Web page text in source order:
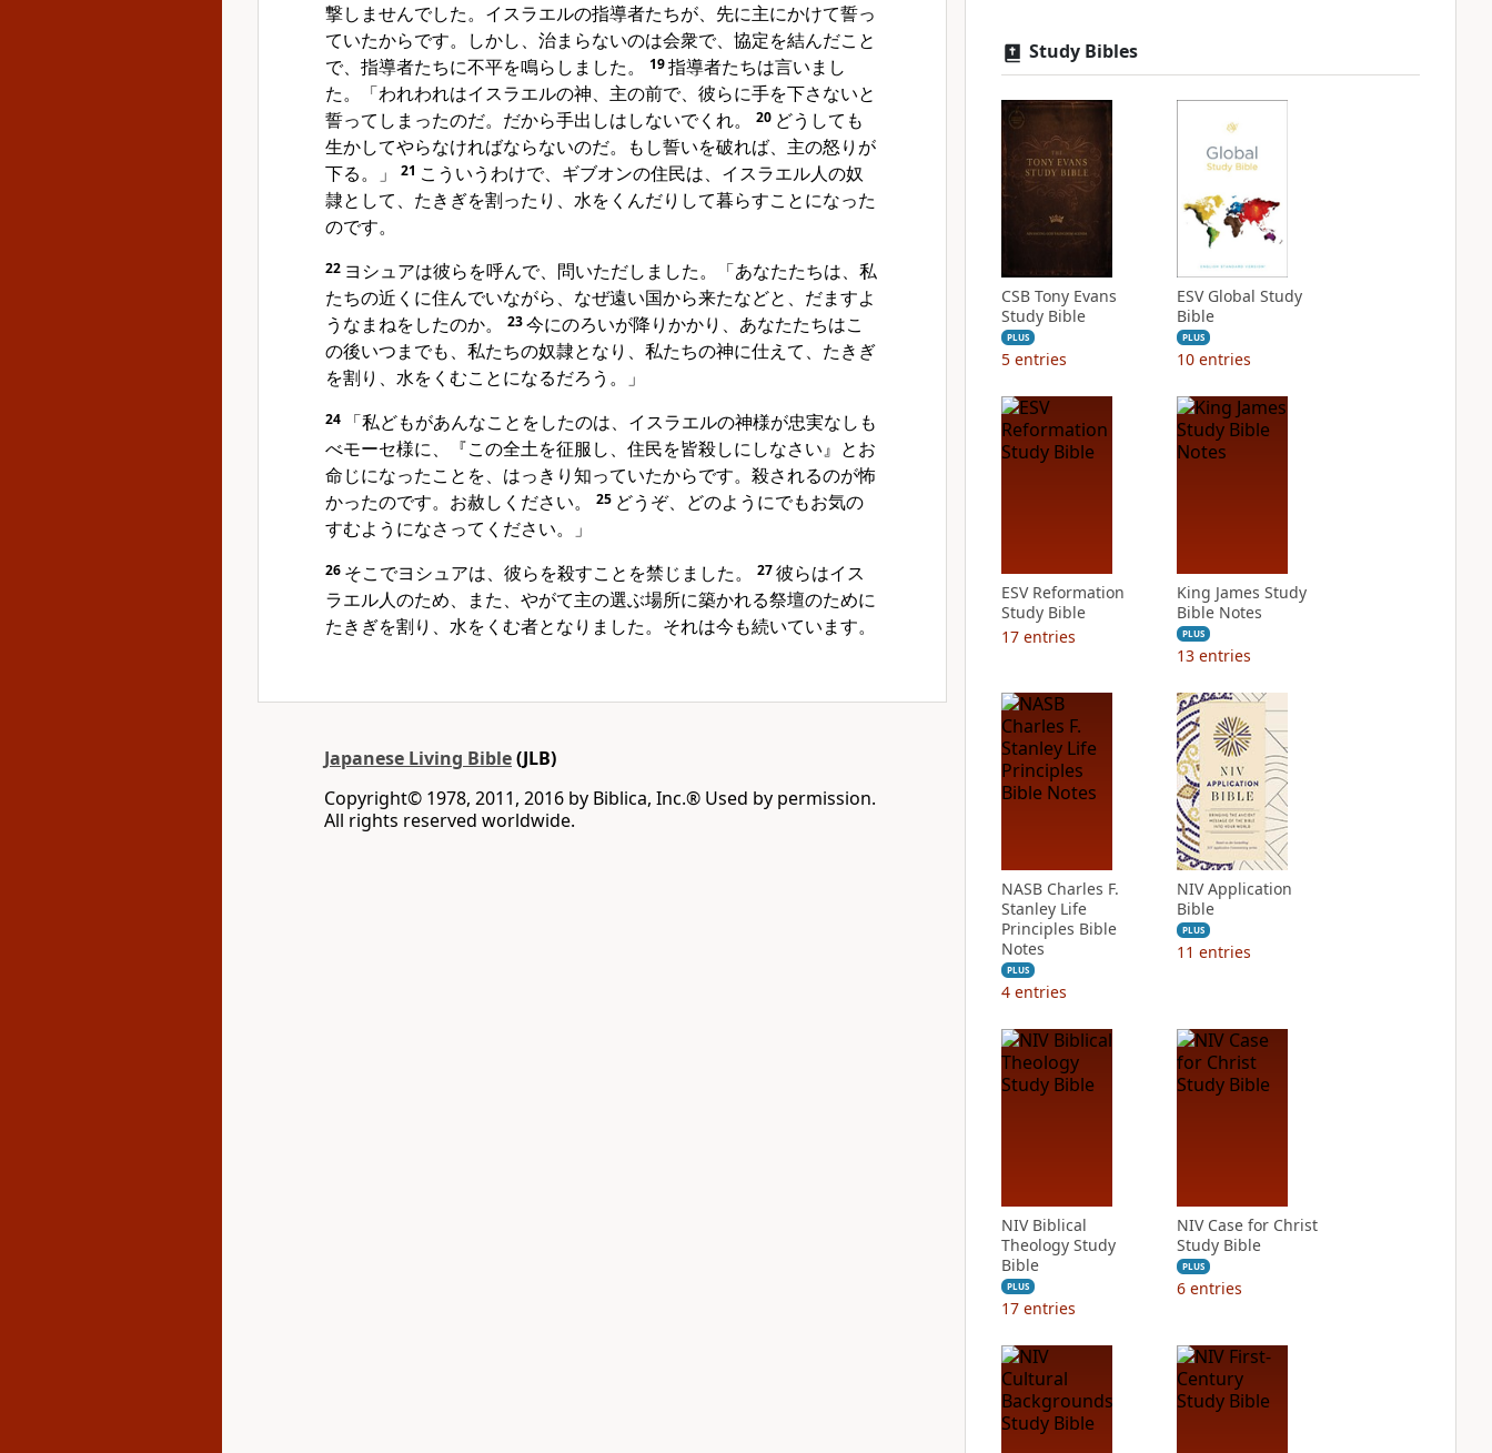
撃しませんでした。イスラエルの指導者たちが、先に主にかけて誓っ
ていたからです。しかし、治まらないのは会衆で、協定を結んだこと
で、指導者たちに不平を鳴らしました。
19指導者たちは言いまし
た。「われわれはイスラエルの神、主の前で、彼らに手を下さないと
誓ってしまったのだ。だから手出しはしないでくれ。
20 どうしても
生かしてやらなければならないのだ。もし誓いを破れば、主の怒りが
下る。」
21 こういうわけで、ギブオンの住民は、イスラエル人の奴
隷として、たきぎを割ったり、水をくんだりして暮らすことになった
のです。
22 ヨシュアは彼らを呼んで、問いただしました。「あなたたちは、私
たちの近くに住んでいながら、なぜ遠い国から来たなどと、だますよ
うなまねをしたのか。
23今にのろいが降りかかり、あなたたちはこ
の後いつまでも、私たちの奴隷となり、私たちの神に仕えて、たきぎ
を割り、水をくむことになるだろう。」
24
「私どもがあんなことをしたのは、イスラエルの神様が忠実なしも
べモーセ様に、『この全土を征服し、住民を皆殺しにしなさい』とお
命じになったことを、はっきり知っていたからです。殺されるのが怖
かったのです。お赦しください。
25 どうぞ、どのようにでもお気の
すむようになさってください。」
26 そこでヨシュアは、彼らを殺すことを禁じました。 27彼らはイス
ラエル人のため、また、やがて主の選ぶ場所に築かれる祭壇のために
たきぎを割り、水をくむ者となりました。それは今も続いています。
Japanese Living Bible(JLB)
Copyright© 1978, 2011, 2016 by Biblica, Inc.® Used by permission.
All rights reserved worldwide.
Study Bibles
CSB Tony Evans
Study Bible
PLUS
5 entries
ESV Global Study
Bible
PLUS
10 entries
ESV Reformation
Study Bible
17 entries
King James Study
Bible Notes
PLUS
13 entries
NASB Charles F.
Stanley Life
Principles Bible
Notes
PLUS
4 entries
NIV Application
Bible
PLUS
11 entries
NIV Biblical
Theology Study
Bible
PLUS
17 entries
NIV Case for Christ
Study Bible
PLUS
6 entries